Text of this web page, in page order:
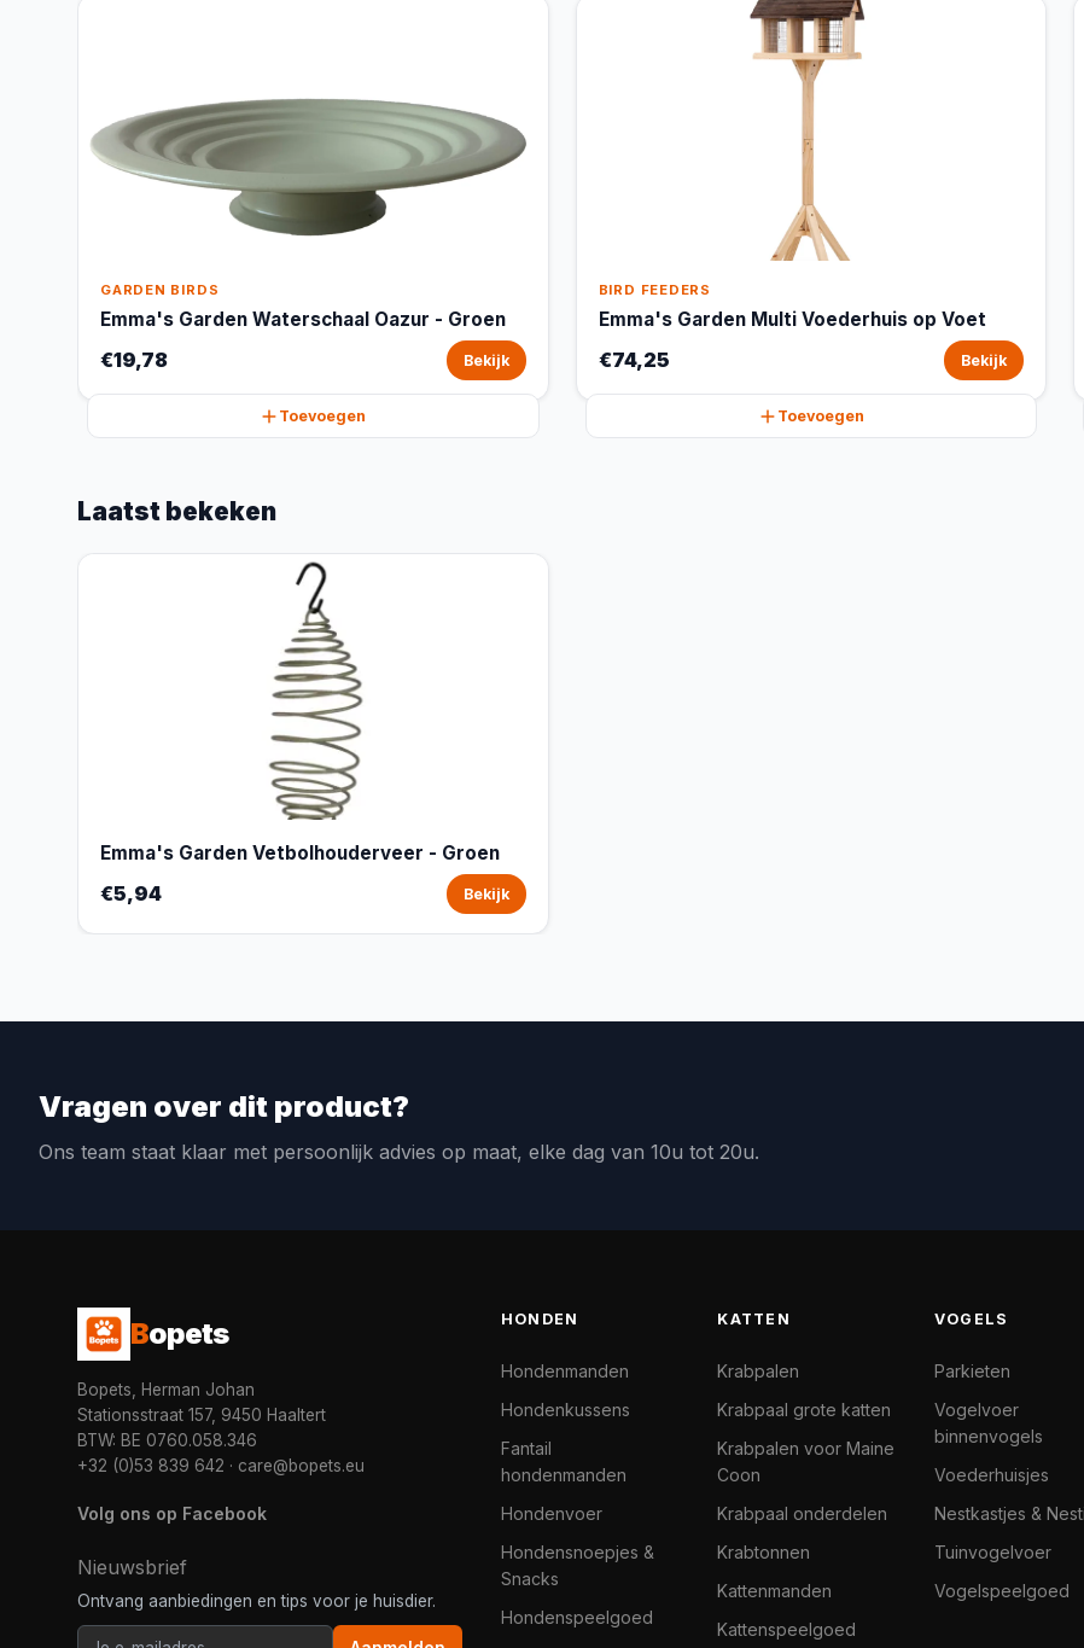
GARDEN BIRDS
Emma's Garden Waterschaal Oazur - Groen
€19,78 Bekijk
Toevoegen
BIRD FEEDERS
Emma's Garden Multi Voederhuis op Voet
€74,25 Bekijk
Toevoegen
Laatst bekeken
Emma's Garden Vetbolhouderveer - Groen
€5,94 Bekijk
Vragen over dit product?
Ons team staat klaar met persoonlijk advies op maat, elke dag van 10u tot 20u.
Bopets
Bopets, Herman Johan
Stationsstraat 157, 9450 Haaltert
BTW: BE 0760.058.346
+32 (0)53 839 642 · care@bopets.eu
Volg ons op Facebook
Nieuwsbrief
Ontvang aanbiedingen en tips voor je huisdier.
HONDEN
Hondenmanden
Hondenkussens
Fantail
hondenmanden
Hondenvoer
Hondensnoepjes &
Snacks
Hondenspeelgoed
KATTEN
Krabpalen
Krabpaal grote katten
Krabpalen voor Maine
Coon
Krabpaal onderdelen
Krabtonnen
Kattenmanden
Kattenspeelgoed
VOGELS
Parkieten
Vogelvoer
binnenvogels
Voederhuisjes
Nestkastjes &
Tuinvogelvoer
Vogelspeelgoed